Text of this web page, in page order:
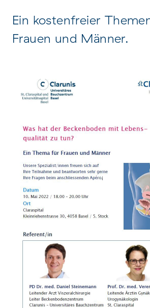
Ein kostenfreier
Frauen und Männer.